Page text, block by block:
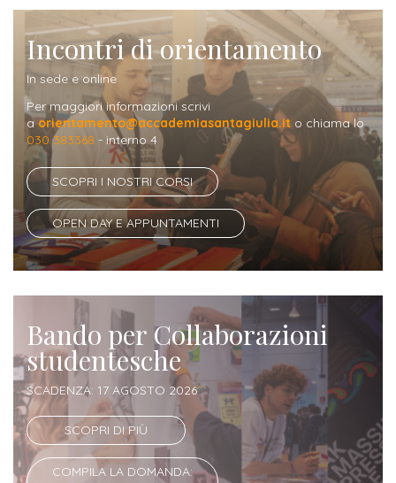
Richiedi
Informazioni
Iscriviti
alla
Newsletter
Incontri di orientamento
In sede e online
Per maggiori informazioni scrivi
aorientamento@accademiasantagiulia.it o chiama lo
030 383368 - interno 4
SCOPRI I NOSTRI CORSI
OPEN DAY E APPUNTAMENTI
Bando per Collaborazioni
studentesche
SCADENZA: 17 AGOSTO 2026
SCOPRI DI PIÙ
COMPILA LA DOMANDA: